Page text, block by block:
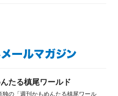
たる槙尾ワールド
独の「週刊かもめんたる槙尾ワール